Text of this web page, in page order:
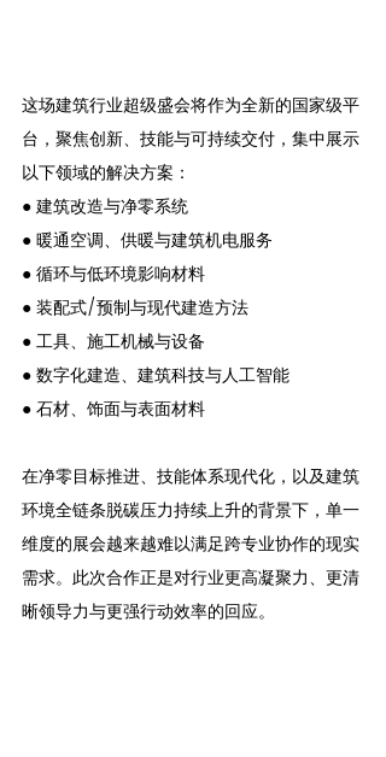
这场建筑行业超级盛会将作为全新的国家级平
台，聚焦创新、技能与可持续交付，集中展示
以下领域的解决方案：
● 建筑改造与净零系统
● 暖通空调、供暖与建筑机电服务
● 循环与低环境影响材料
● 装配式/预制与现代建造方法
● 工具、施工机械与设备
● 数字化建造、建筑科技与人工智能
● 石材、饰面与表面材料
在净零目标推进、技能体系现代化，以及建筑
环境全链条脱碳压力持续上升的背景下，单一
维度的展会越来越难以满足跨专业协作的现实
需求。此次合作正是对行业更高凝聚力、更清
晰领导力与更强行动效率的回应。